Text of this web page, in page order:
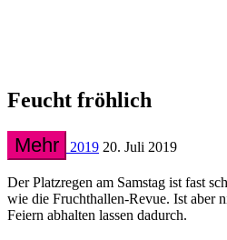
Feucht fröhlich
Mehr 2019 20. Juli 2019
Der Platzregen am Samstag ist fast
wie die Fruchthallen-Revue. Ist aber
Feiern abhalten lassen dadurch.